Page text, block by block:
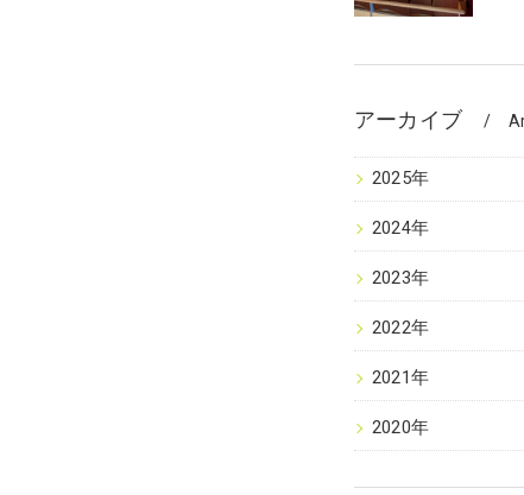
アーカイブ
2025年
2024年
2023年
2022年
2021年
2020年